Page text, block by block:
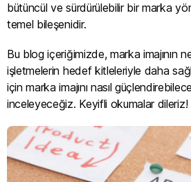
bütüncül ve sürdürülebilir bir marka
temel bileşenidir.
Bu blog içeriğimizde, marka imajının
işletmelerin hedef kitleleriyle daha
için marka imajını nasıl
inceleyeceğiz. Keyifli okumalar dileriz!